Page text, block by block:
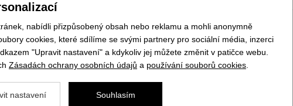
nabídli přizpůsobený obsah nebo reklamu a mohli anonymně
cookies, které sdílíme se svými partnery pro sociální média, inzerci
"Upravit nastavení" a kdykoliv jej můžete změnit v patičce webu.
Zásadách ochrany osobních údajů a používání souborů cookies
nastavení Souhlasím